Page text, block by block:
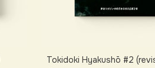
Tokidoki Hyakushō #2